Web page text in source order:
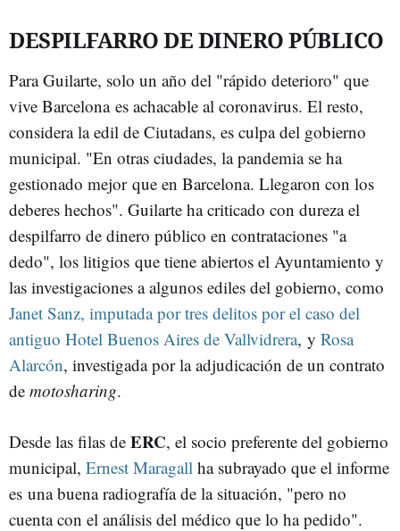
DESPILFARRO DE DINERO PÚBLICO
Para Guilarte, solo un año del "rápido deterioro" que
vive Barcelona es achacable al coronavirus. El resto,
considera la edil de Ciutadans, es culpa del gobierno
municipal. "En otras ciudades, la pandemia se ha
gestionado mejor que en Barcelona. Llegaron con los
deberes hechos". Guilarte ha criticado con dureza el
despilfarro de dinero público en contrataciones "a
dedo", los litigios que tiene abiertos el Ayuntamiento y
las investigaciones a algunos ediles del gobierno, como
Janet Sanz, imputada por tres delitos por el caso del
antiguo Hotel Buenos Aires de Vallvidrera, y Rosa
Alarcón, investigada por la adjudicación de un contrato
de motosharing.
Desde las filas de ERC, el socio preferente del gobierno
municipal, Ernest Maragall ha subrayado que el informe
es una buena radiografía de la situación, "pero no
cuenta con el análisis del médico que lo ha pedido".